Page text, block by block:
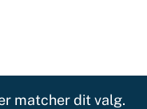
matcher dit valg.